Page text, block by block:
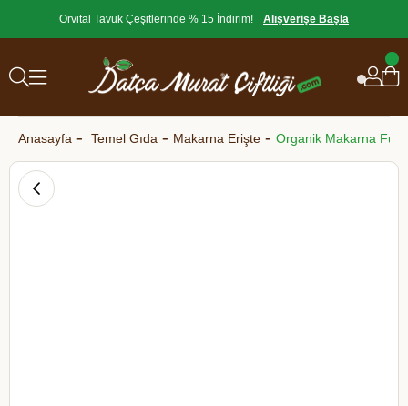
Orvital Tavuk Çeşitlerinde % 15 İndirim! Alışverişe Başla
Anasayfa Temel Gıda Makarna Erişte Organik Makarna